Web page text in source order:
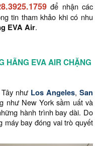
để nhận các
tin tham khảo khi có nhu
EVA Air.
HÃNG EVA AIR CHẶNG
nhưLos Angeles,San
như New York sầm uất và
hành trình bay dài. Do
máy bay đóng vai trò quyết